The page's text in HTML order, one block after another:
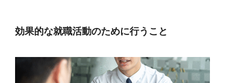
効果的な就職活動のために行うこと